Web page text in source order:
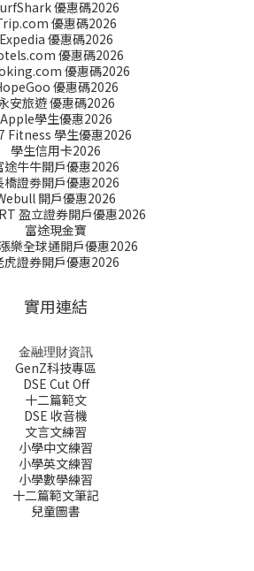
優惠碼2026
優惠碼2026
Expedia 優惠碼2026
優惠碼2026
優惠碼2026
優惠碼2026
安旅遊 優惠碼2026
Apple學生優惠2026
Fitness 學生優惠2026
學生信用卡2026
途牛牛開戶優惠2026
橋證劵開戶優惠2026
開戶優惠2026
盈立證券開戶優惠2026
富途現金寶
樂全球通開戶優惠2026
虎證券開戶優惠2026
實用連結
金融理財資訊
GenZ科技專區
DSE Cut Off
十二篇範文
DSE 收音機
文言文練習
小學中文練習
小學英文練習
小學數學練習
十二篇範文筆記
兒童圖書